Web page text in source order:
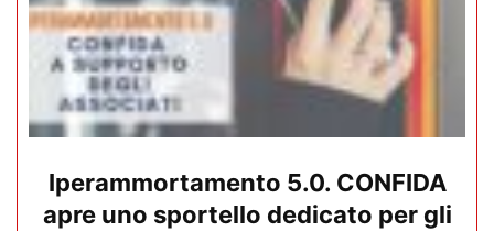
Iperammortamento 5.0. CONFIDA
apre uno sportello dedicato per gli